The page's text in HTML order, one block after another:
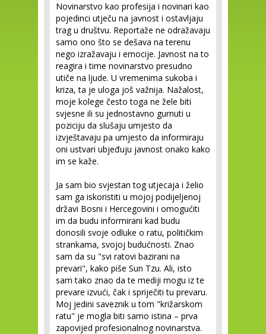
Novinarstvo kao profesija i novinari kao
pojedinci utječu na javnost i ostavljaju
trag u društvu. Reportaže ne odražavaju
samo ono što se dešava na terenu
nego izražavaju i emocije. Javnost na to
reagira i time novinarstvo presudno
utiče na ljude. U vremenima sukoba i
kriza, ta je uloga još važnija. Nažalost,
moje kolege često toga ne žele biti
svjesne ili su jednostavno gurnuti u
poziciju da slušaju umjesto da
izvještavaju pa umjesto da informiraju
oni ustvari ubjeđuju javnost onako kako
im se kaže.
Ja sam bio svjestan tog utjecaja i želio
sam ga iskoristiti u mojoj podijeljenoj
državi Bosni i Hercegovini i omogućiti
im da budu informirani kad budu
donosili svoje odluke o ratu, političkim
strankama, svojoj budućnosti. Znao
sam da su "svi ratovi bazirani na
prevari", kako piše Sun Tzu. Ali, isto
sam tako znao da te mediji mogu iz te
prevare izvući, čak i spriječiti tu prevaru.
Moj jedini saveznik u tom "križarskom
ratu" je mogla biti samo istina – prva
zapovijed profesionalnog novinarstva.